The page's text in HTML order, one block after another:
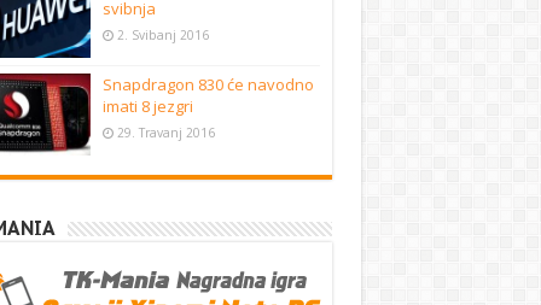
svibnja
2. Svibanj 2016
Snapdragon 830 će navodno
imati 8 jezgri
29. Travanj 2016